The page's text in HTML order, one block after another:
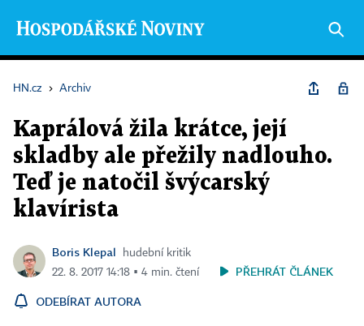
HN.cz › Archiv
Kaprálová žila krátce, její
skladby ale přežily nadlouho.
Teď je natočil švýcarský
klavírista
Boris Klepal
hudební kritik
22. 8. 2017 14:18 ▪ 4 min. čtení
PŘEHRÁT ČLÁNEK
ODEBÍRAT AUTORA